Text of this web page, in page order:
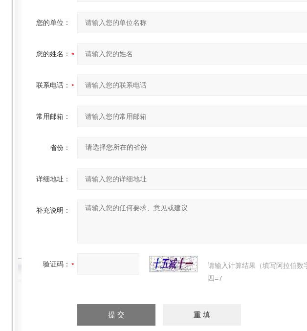
您的单位：
您的姓名：
联系电话：
常用邮箱：
省份：
详细地址：
补充说明：
验证码：
请输入计算结果（填写阿拉伯数
四=7